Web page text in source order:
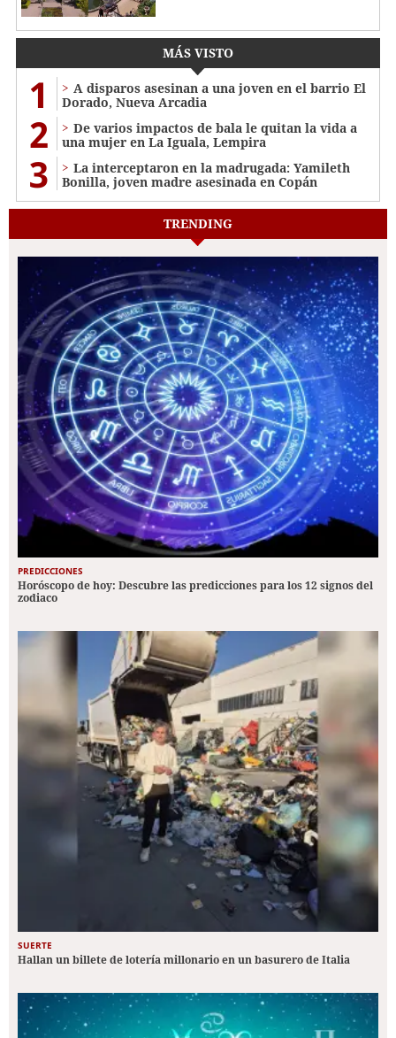
MÁS VISTO
1
A disparos asesinan a una joven en el barrio El
Dorado, Nueva Arcadia
2
De varios impactos de bala le quitan la vida a
una mujer en La Iguala, Lempira
3
La interceptaron en la madrugada: Yamileth
Bonilla, joven madre asesinada en Copán
TRENDING
PREDICCIONES
Horóscopo de hoy: Descubre las predicciones para los 12 signos del
zodiaco
SUERTE
Hallan un billete de lotería millonario en un basurero de Italia